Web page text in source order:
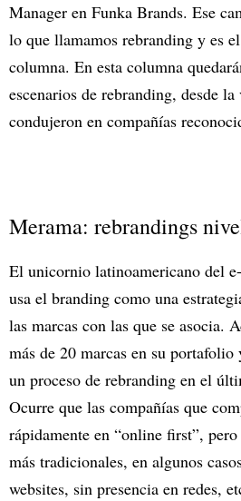
Manager en Funka Brands. Ese
lo que llamamos rebranding y es el
columna. En esta columna
escenarios de rebranding, desde
condujeron en compañías
Merama: rebrandings
El unicornio latinoamericano del
usa el branding como una
las marcas con las que se asocia.
más de 20 marcas en su portafolio
un proceso de rebranding en el
Ocurre que las compañías que
rápidamente en “online first”,
más tradicionales, en algunos
websites, sin presencia en redes,